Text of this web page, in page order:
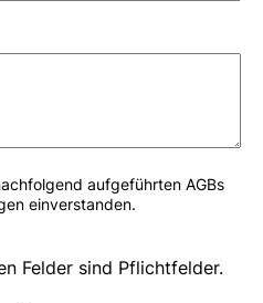
aufgeführten AGBs
einverstanden.
Felder sind Pflichtfelder.